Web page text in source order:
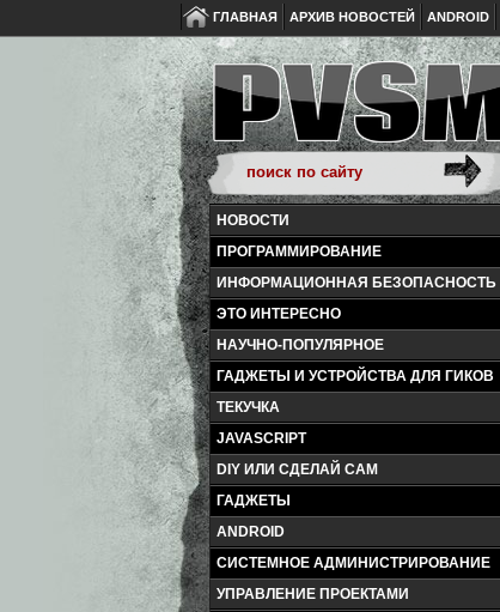
ГЛАВНАЯ АРХИВ НОВОСТЕЙ ANDROID
НОВОСТИ
ПРОГРАММИРОВАНИЕ
ИНФОРМАЦИОННАЯ БЕЗОПАСНОСТЬ
ЭТО ИНТЕРЕСНО
НАУЧНО-ПОПУЛЯРНОЕ
ГАДЖЕТЫ И УСТРОЙСТВА ДЛЯ ГИКОВ
ТЕКУЧКА
JAVASCRIPT
DIY ИЛИ СДЕЛАЙ САМ
ГАДЖЕТЫ
ANDROID
СИСТЕМНОЕ АДМИНИСТРИРОВАНИЕ
УПРАВЛЕНИЕ ПРОЕКТАМИ